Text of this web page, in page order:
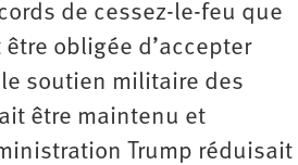
de cessez-le-feu que
obligée d’accepter
soutien militaire des
être maintenu et
Trump réduisait